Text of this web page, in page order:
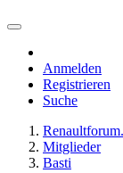
Anmelden
Registrieren
Suche
Mitglieder
Basti